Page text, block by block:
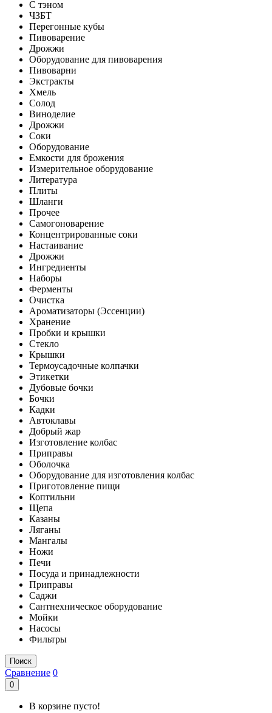
С тэном
ЧЗБТ
Перегонные кубы
Пивоварение
Дрожжи
Оборудование для пивоварения
Пивоварни
Экстракты
Хмель
Солод
Виноделие
Дрожжи
Соки
Оборудование
Емкости для брожения
Измерительное оборудование
Литература
Плиты
Шланги
Прочее
Самогоноварение
Концентрированные соки
Настаивание
Дрожжи
Ингредиенты
Наборы
Ферменты
Очистка
Ароматизаторы (Эссенции)
Хранение
Пробки и крышки
Стекло
Крышки
Термоусадочные колпачки
Этикетки
Дубовые бочки
Бочки
Кадки
Автоклавы
Добрый жар
Изготовление колбас
Приправы
Оболочка
Оборудование для изготовления колбас
Приготовление пищи
Коптильни
Щепа
Казаны
Ляганы
Мангалы
Ножи
Печи
Посуда и принадлежности
Приправы
Саджи
Сантнехническое оборудование
Мойки
Насосы
Фильтры
Поиск
Сравнение 0
0
В корзине пусто!